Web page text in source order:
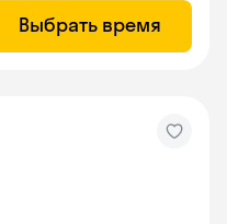
Выбрать время